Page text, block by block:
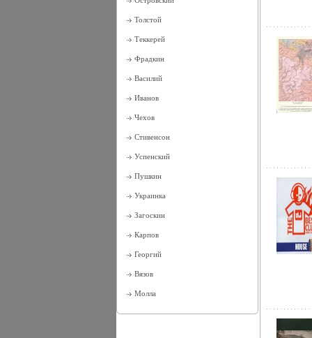
Толстой
Теккерей
Фрадкин
Василий
Иванов
Чехов
Стивенсон
Успенский
Пушкин
Украинка
Загоскин
Карпов
Георгий
Вязов
Молла